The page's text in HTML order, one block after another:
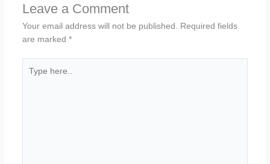
Leave a Comment
Your email address will not be published.
Required fields
are marked *
here..